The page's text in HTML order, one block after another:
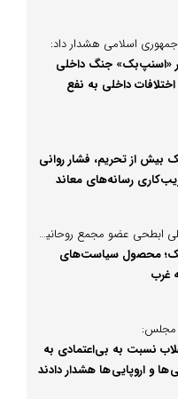
جمهوری اسلامی هشدار داد:
«اسنپ‌بک» جنگ داخلی
داخلی به نفع
بیش از تحریم، فشار روانی
رسانه‌های معاند
محمدعلی ابطحی عضو مجمع روحانیون مبارز در یادداشتی نوشت:
محصول سیاست‌های
غرب
مجلس:
نسبت به بی‌اعتمادی به
ها و اروپایی ها هشدار دادند